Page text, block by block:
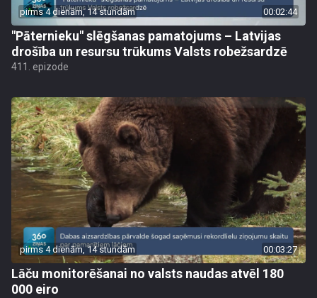
pirms 4 dienām, 14 stundām 00:02:44
"Pāternieku" slēgšanas pamatojums – Latvijas
drošība un resursu trūkums Valsts robežsardzē
411. epizode
pirms 4 dienām, 14 stundām 00:03:27
Lāču monitorēšanai no valsts naudas atvēl 180
000 eiro